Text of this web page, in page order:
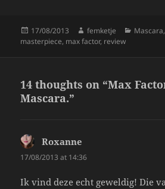
Posted
on
17/08/2013 Author
femketje Mascara,
masterpiece, max factor, review
14 thoughts on “Max
Mascara.”
Roxanne
17/08/2013 at 14:36
Ik vind deze echt geweldig! Die